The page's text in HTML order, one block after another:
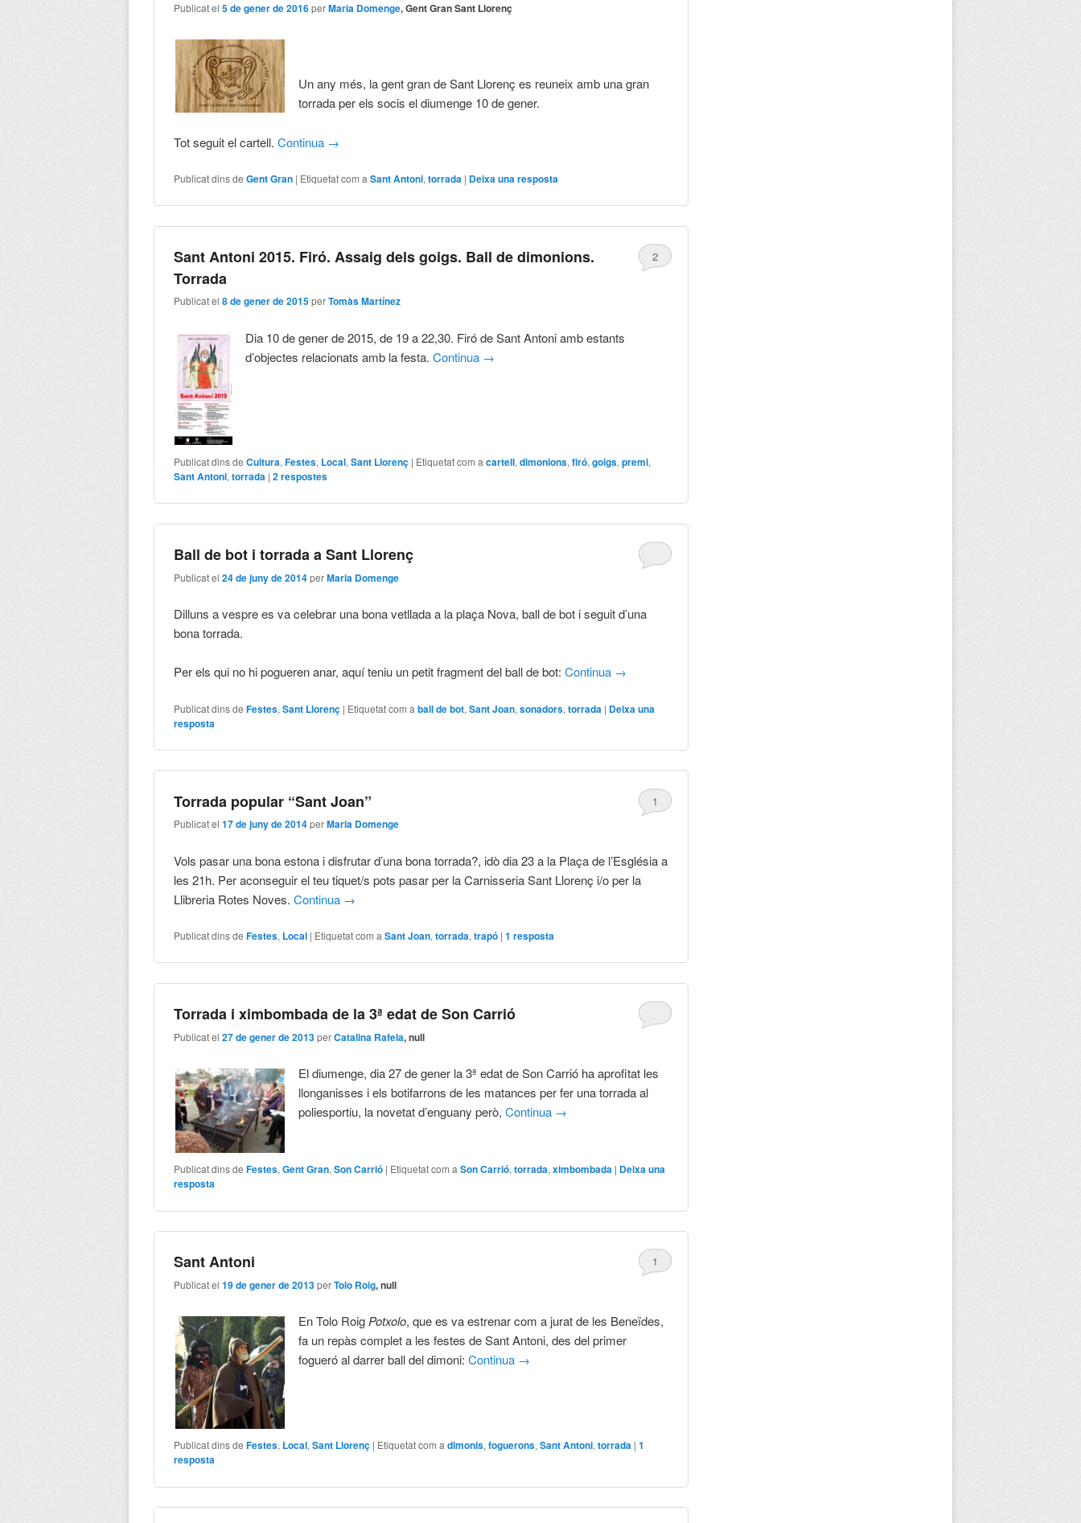
Publicat el5 de gener de 2016perMaria Domenge, Gent Gran Sant Llorenç
Un any més, la gent gran de Sant Llorenç es reuneix amb una gran
torrada per els socis el diumenge 10 de gener.
Tot seguit el cartell.Continua →
Publicat dins de Gent Gran | Etiquetat com a Sant Antoni,torrada | Deixa una resposta
Sant Antoni 2015. Firó. Assaig dels goigs. Ball de dimonions.
Torrada
Publicat el8 de gener de 2015perTomàs Martínez
2
Dia 10 de gener de 2015, de 19 a 22,30. Firó de Sant Antoni amb estants
d’objectes relacionats amb la festa.Continua →
Publicat dins de Cultura,Festes, Local,Sant Llorenç | Etiquetat com a cartell,dimonions,firó,goigs,premi,
Sant Antoni,torrada |2respostes
Ball de bot i torrada a Sant Llorenç
Publicat el24 de juny de 2014perMaria Domenge
Dilluns a vespre es va celebrar una bona vetllada a la plaça Nova, ball de bot i seguit d’una
bona torrada.
Per els qui no hi pogueren anar, aquí teniu un petit fragment del ball de bot:Continua →
Publicat dins de Festes,Sant Llorenç | Etiquetat com a ball de bot,Sant Joan,sonadors,torrada | Deixa una
resposta
Torrada popular “Sant Joan”
Publicat el17 de juny de 2014perMaria Domenge
1
Vols pasar una bona estona i disfrutar d’una bona torrada?, idò dia 23 a la Plaça de l’Església a
les 21h. Per aconseguir el teu tiquet/s pots pasar per la Carnisseria Sant Llorenç i/o per la
Llibreria Rotes Noves.Continua →
Publicat dins de Festes, Local | Etiquetat com a Sant Joan,torrada,trapó |1 resposta
Torrada i ximbombada de la 3ª edat de Son Carrió
Publicat el27 de gener de 2013perCatalina Rafela, null
El diumenge, dia 27 de gener la 3ª edat de Son Carrió ha aprofitat les
llonganisses i els botifarrons de les matances per fer una torrada al
poliesportiu, la novetat d’enguany però,Continua →
Publicat dins de Festes,Gent Gran,Son Carrió | Etiquetat com a Son Carrió,torrada,ximbombada | Deixa una
resposta
Sant Antoni
Publicat el19 de gener de 2013perTolo Roig, null
1
En Tolo Roig Potxolo, que es va estrenar com a jurat de les Beneïdes,
fa un repàs complet a les festes de Sant Antoni, des del primer
fogueró al darrer ball del dimoni:Continua →
Publicat dins de Festes, Local,Sant Llorenç | Etiquetat com a dimonis,foguerons,Sant Antoni,torrada |1
resposta